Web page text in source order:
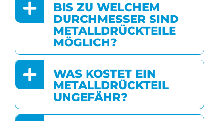
BIS ZU WELCHEM
DURCHMESSER SIND
METALLDRÜCKTEILE
MÖGLICH?
WAS KOSTET EIN
METALLDRÜCKTEIL
UNGEFÄHR?